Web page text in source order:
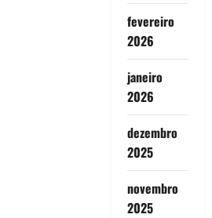
fevereiro
2026
janeiro
2026
dezembro
2025
novembro
2025